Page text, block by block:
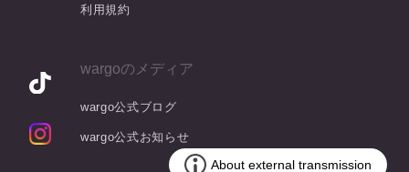
利用規約
wargoのメディア
wargo公式ブログ
wargo公式お知らせ